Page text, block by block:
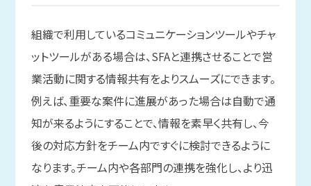
組織で利用しているコミュニケーションツールやチャ
ットツールがある場合は、SFAと連携させることで営
業活動に関する情報共有をよりスムーズにできます。
例えば、重要な案件に進展があった場合は自動で通
知が来るようにすることで、情報を素早く共有し、今
後の対応方針をチーム内ですぐに検討できるように
なります。チーム内や各部門の連携を強化し、より迅